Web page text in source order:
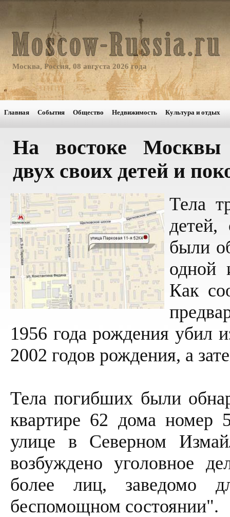
Москва, Россия, 08 августа 2026 года
Главная События Общество Недвижимость Культура и отдых
На востоке
двух своих детей и
Тела
были
одной
Как
1956 года рождения убил
2002 годов рождения, а
Тела погибших были
квартире 62 дома номер
улице в Северном
возбуждено уголовное
более лиц, заведомо
беспомощном состоянии".